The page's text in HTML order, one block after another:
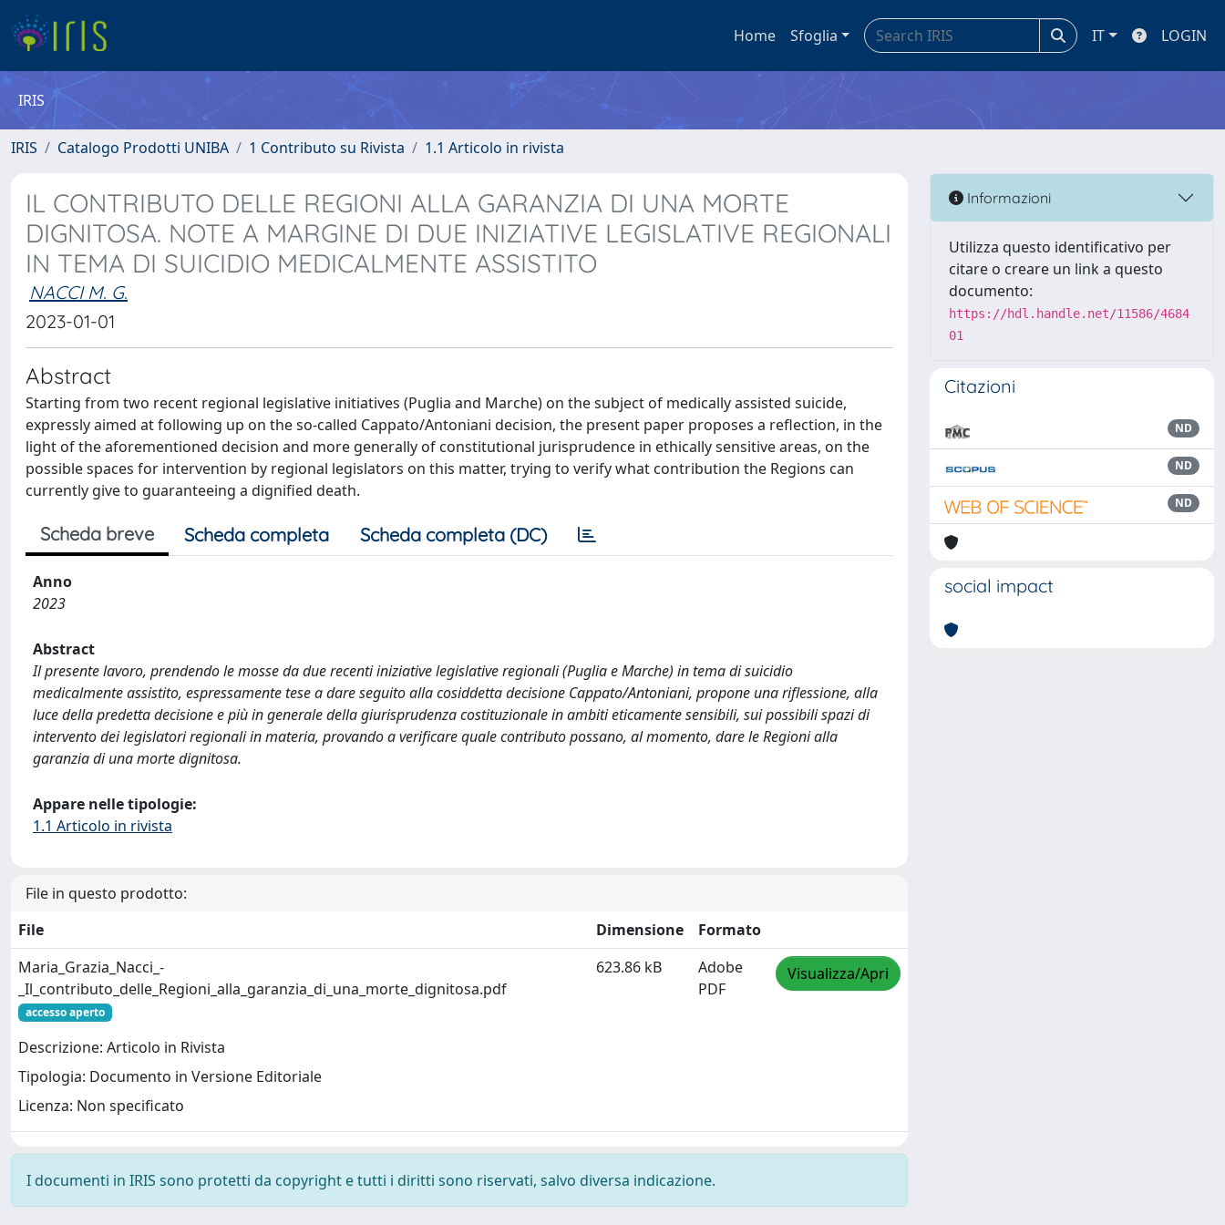
Home Sfoglia IT LOGIN
IRIS
IRIS Catalogo Prodotti UNIBA 1 Contributo su Rivista 1.1 Articolo in rivista
IL CONTRIBUTO DELLE REGIONI ALLA GARANZIA DI UNA MORTE
DIGNITOSA. NOTE A MARGINE DI DUE INIZIATIVE LEGISLATIVE REGIONALI
IN TEMA DI SUICIDIO MEDICALMENTE ASSISTITO
NACCI M. G.
2023-01-01
Abstract
Starting from two recent regional legislative initiatives (Puglia and Marche) on the subject of medically assisted suicide,
expressly aimed at following up on the so-called Cappato/Antoniani decision, the present paper proposes a reflection, in the
light of the aforementioned decision and more generally of constitutional jurisprudence in ethically sensitive areas, on the
possible spaces for intervention by regional legislators on this matter, trying to verify what contribution the Regions can
currently give to guaranteeing a dignified death.
Scheda breve Scheda completa Scheda completa (DC)
Anno
2023
Abstract
Il presente lavoro, prendendo le mosse da due recenti iniziative legislative regionali (Puglia e Marche) in tema di suicidio
medicalmente assistito, espressamente tese a dare seguito alla cosiddetta decisione Cappato/Antoniani, propone una riflessione, alla
luce della predetta decisione e più in generale della giurisprudenza costituzionale in ambiti eticamente sensibili, sui possibili spazi di
intervento dei legislatori regionali in materia, provando a verificare quale contributo possano, al momento, dare le Regioni alla
garanzia di una morte dignitosa.
Appare nelle tipologie:
1.1 Articolo in rivista
File in questo prodotto:
File
Dimensione
Formato
Maria_Grazia_Nacci_-
_Il_contributo_delle_Regioni_alla_garanzia_di_una_morte_dignitosa.pdf
accesso aperto
Descrizione: Articolo in Rivista
Tipologia: Documento in Versione Editoriale
Licenza: Non specificato
623.86 kB
Adobe
PDF
Visualizza/Apri
I documenti in IRIS sono protetti da copyright e tutti i diritti sono riservati, salvo diversa indicazione.
Informazioni
Utilizza questo identificativo per
citare o creare un link a questo
documento:
https://hdl.handle.net/11586/4684
01
Citazioni
ND
ND
ND
social impact